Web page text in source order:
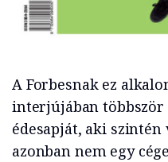
A Forbesnak ez
interjújában
édesapját, aki
azonban nem egy